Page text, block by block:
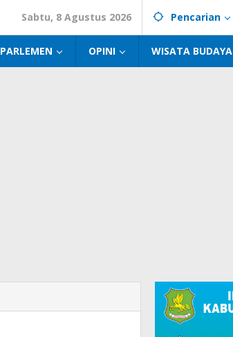
Sabtu, 8 Agustus 2026 Pencarian
PARLEMEN OPINI WISATA BUDAYA